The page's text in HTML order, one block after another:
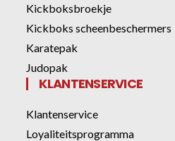
Kickboksbroekje
Kickboks scheenbeschermers
Karatepak
Judopak
KLANTENSERVICE
Klantenservice
Loyaliteitsprogramma